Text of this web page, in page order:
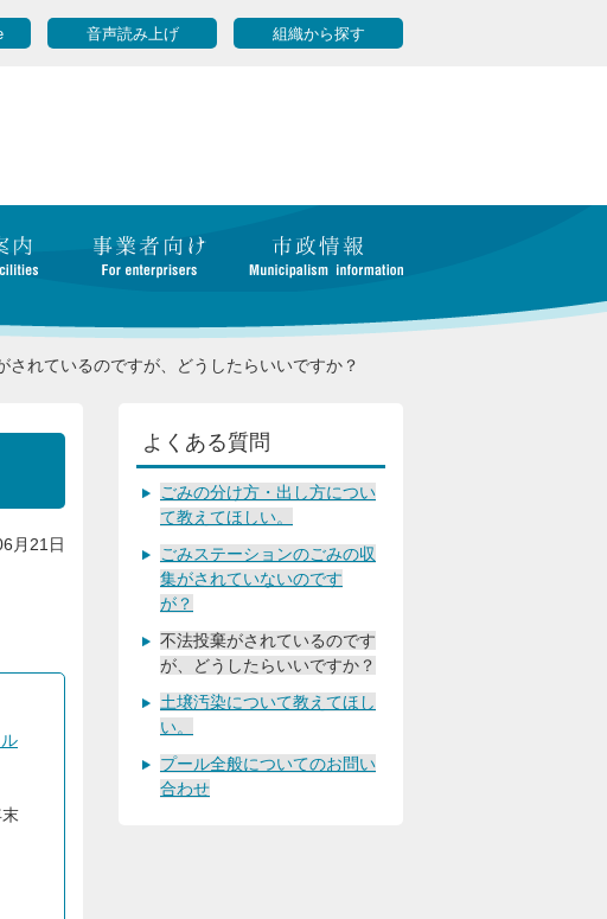
音声読み上げ 組織から探す
されているのですが、どうしたらいいですか？
月21日
よくある質問
ごみの分け方・出し方につい
て教えてほしい。
ごみステーションのごみの収
集がされていないのです
が？
不法投棄がされているのです
が、どうしたらいいですか？
土壌汚染について教えてほし
い。
プール全般についてのお問い
合わせ